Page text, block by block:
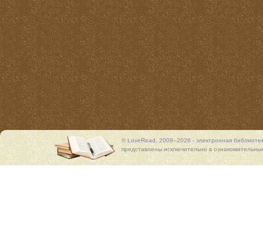
© LoveRead, 2009–2026 - электронная
представлены исключительно в